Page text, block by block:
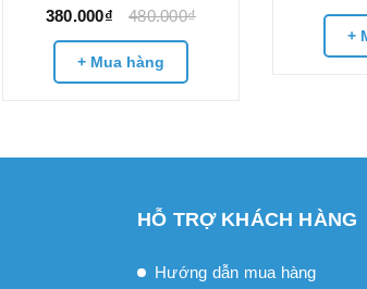
380.000₫
480.000₫
+ Mua hàng
+
HỖ TRỢ KHÁCH HÀNG
Hướng dẫn mua hàng